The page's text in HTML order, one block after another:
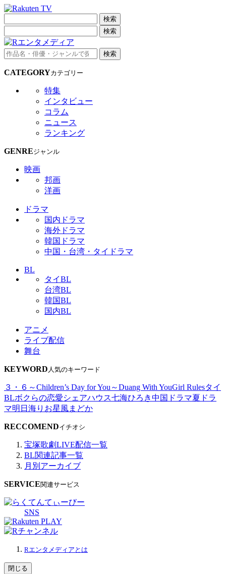
検索
検索
検索
CATEGORYカテゴリー
特集
インタビュー
コラム
ニュース
ランキング
GENREジャンル
映画
邦画
洋画
ドラマ
国内ドラマ
海外ドラマ
韓国ドラマ
中国・台湾・タイドラマ
BL
タイBL
台湾BL
韓国BL
国内BL
アニメ
ライブ配信
舞台
KEYWORD 人気のキーワード
３・６～Children’s Day for You～Duang With YouGirl Rulesタイ
BLボクらの恋愛シェアハウス七海ひろき中国ドラマ夏ドラ
マ明日海りお星風まどか
RECCOMENDイチオシ
宝塚歌劇LIVE配信一覧
BL関連記事一覧
月別アーカイブ
SERVICE関連サービス
SNS
Rエンタメディアとは
閉じる